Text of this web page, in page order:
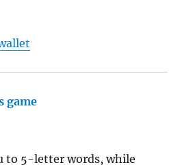
game
to 5-letter words, while